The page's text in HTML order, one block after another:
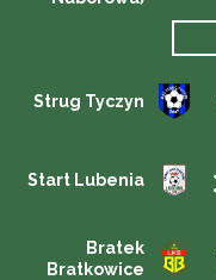
Strug Tyczyn
Start Lubenia
Bratek
Bratkowice